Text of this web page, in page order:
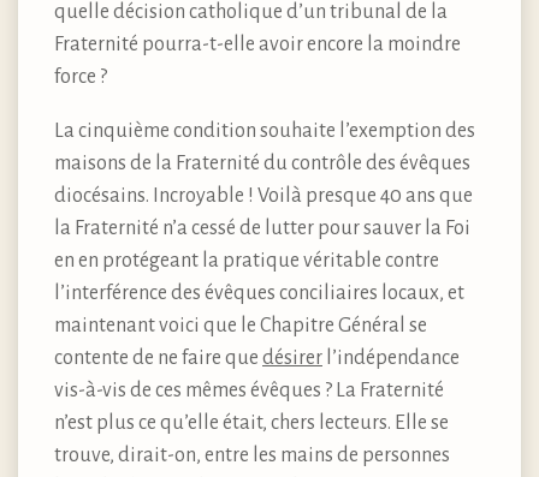
quelle décision catholique d’un tribunal de la
Fraternité pourra-t-elle avoir encore la moindre
force ?
La cinquième condition souhaite l’exemption des
maisons de la Fraternité du contrôle des évêques
diocésains. Incroyable ! Voilà presque 40 ans que
la Fraternité n’a cessé de lutter pour sauver la Foi
en en protégeant la pratique véritable contre
l’interférence des évêques conciliaires locaux, et
maintenant voici que le Chapitre Général se
contente de ne faire que désirer l’indépendance
vis-à-vis de ces mêmes évêques ? La Fraternité
n’est plus ce qu’elle était, chers lecteurs. Elle se
trouve, dirait-on, entre les mains de personnes